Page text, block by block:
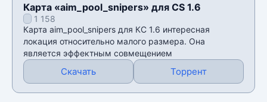
Карта «aim_pool_snipers» для CS 1.6
1 158
Карта aim_pool_snipers для КС 1.6 интересная
локация относительно малого размера. Она
является эффектным совмещением
Скачать Торрент